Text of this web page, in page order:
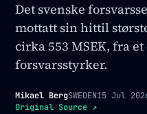
Det svenske
mottatt sin hittil
cirka 553 MSEK, fra
forsvarsstyrker.
Mikael BergSWEDEN15 Jul
Original Source ↗